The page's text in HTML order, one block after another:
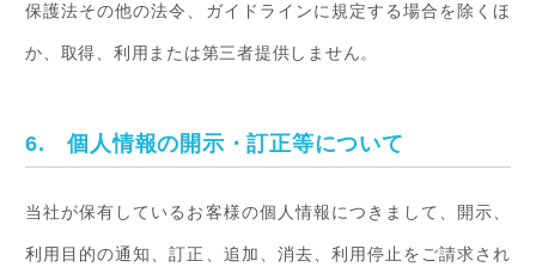
保護法その他の法令、ガイドラインに規定する場合を除くほ
か、取得、利用または第三者提供しません。
6. 個人情報の開示・訂正等について
当社が保有しているお客様の個人情報につきまして、開示、
利用目的の通知、訂正、追加、消去、利用停止をご請求され